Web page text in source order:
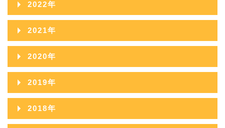
2026年04月
2026年03月
2026年02月
2026年01月
2025年09月
2025年08月
2025年07月
2025年06月
2025年05月
2024年10月
2024年09月
2024年08月
2024年07月
2024年06月
2024年05月
2023年11月
2023年10月
2023年09月
2023年08月
2023年07月
2023年06月
2022年
2022年12月
2022年11月
2022年10月
2022年09月
2022年08月
2021年
2021年12月
2021年11月
2021年10月
2021年09月
2020年
2020年12月
2020年11月
2020年10月
2019年
2019年12月
2019年11月
2018年